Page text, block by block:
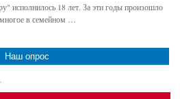
исполнилось 18 лет. За эти годы произошло
в семейном …
Наш опрос